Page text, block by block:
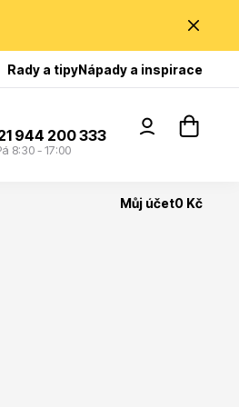
Rady a tipyNápady a inspirace
Vám?
944 200 333
8:30 - 17:00
Můj účet0 Kč